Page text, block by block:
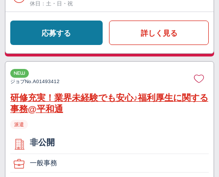
休日：土・日・祝
応募する 詳しく見る
NEW
ジョブNo.A01493412
研修充実！業界未経験でも安心♪福利厚生に関する
事務@平和通
派遣
非公開
一般事務